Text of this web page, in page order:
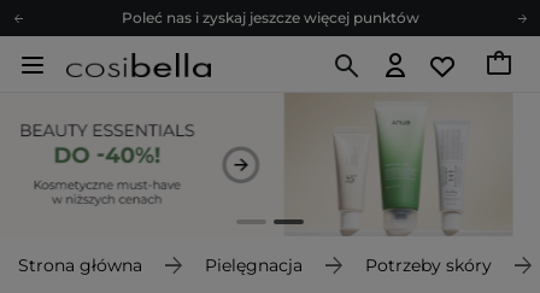
Poleć nas i zyskaj jeszcze więcej punktów
Zapisz się na newsletter pełen porad
Z nami to możliwe! Realizacja zamówienia do 24h.
Poleć nas i zyskaj jeszcze więcej punktów
Zapisz się na newsletter pełen porad
Strona główna Pielęgnacja Potrzeby skóry